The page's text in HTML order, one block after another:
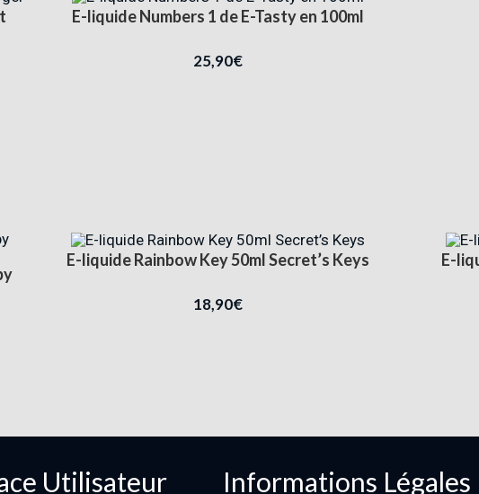
E-liquide Numbers 1 de E-Tasty en 100ml
25,90€
E-liquide Rainbow Key 50ml Secret’s Keys
18,90€
E-
Utilisateur Informations Légales